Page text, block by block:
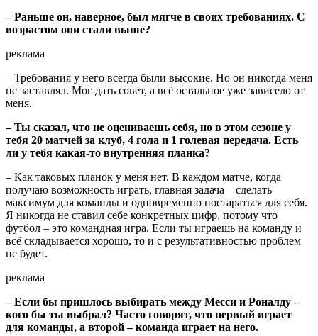
– Раньше он, наверное, был мягче в своих требованиях. С
возрастом они стали выше?
реклама
– Требования у него всегда были высокие. Но он никогда меня
не заставлял. Мог дать совет, а всё остальное уже зависело от
меня.
– Ты сказал, что не оцениваешь себя, но в этом сезоне у
тебя 20 матчей за клуб, 4 гола и 1 голевая передача. Есть
ли у тебя какая-то внутренняя планка?
– Как таковых планок у меня нет. В каждом матче, когда
получаю возможность играть, главная задача – сделать
максимум для команды и одновременно постараться для себя.
Я никогда не ставил себе конкретных цифр, потому что
футбол – это командная игра. Если ты играешь на команду и
всё складывается хорошо, то и с результативностью проблем
не будет.
реклама
– Если бы пришлось выбирать между Месси и Роналду –
кого бы ты выбрал? Часто говорят, что первый играет
для команды, а второй – команда играет на него.